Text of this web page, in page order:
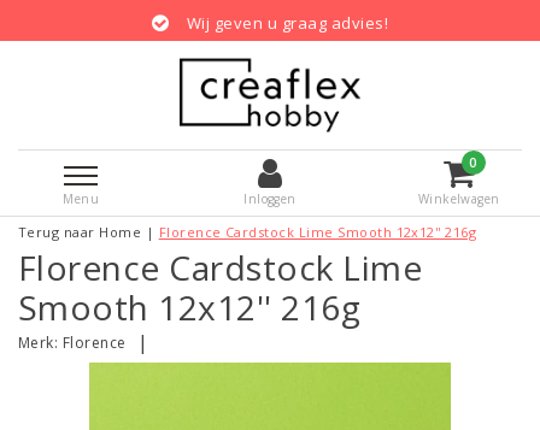
Wij geven u graag advies!
Menu Inloggen
0
Winkelwagen
Terug naar Home | Florence Cardstock Lime Smooth 12x12'' 216g
Florence Cardstock Lime
Smooth 12x12'' 216g
Merk: Florence |